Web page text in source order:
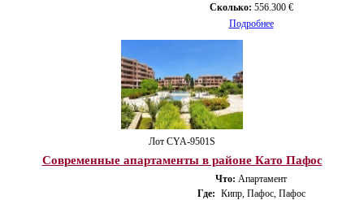
Сколько: 556.300 €
Подробнее
Лот CYA-9501S
Современные апартаменты в районе Като Пафос
Что: Апартамент
Где: Кипр, Пафос, Пафос